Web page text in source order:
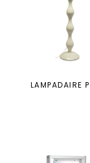
LAMPADAIRE